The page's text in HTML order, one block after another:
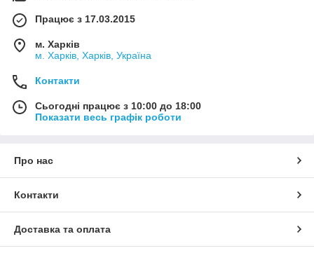
Працює з 17.03.2015
м. Харків
м. Харків, Харків, Україна
Контакти
Сьогодні працює з 10:00 до 18:00
Показати весь графік роботи
Про нас
Контакти
Доставка та оплата